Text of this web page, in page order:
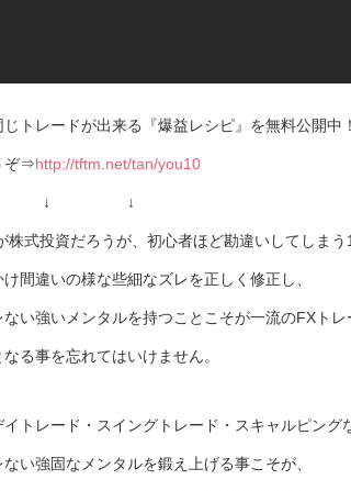
トレードが出来る『爆益レシピ』を無料公開中！
ぞ⇒http://tftm.net/tan/you10
↓ ↓
株式投資だろうが、初心者ほど勘違いしてしまう
間違いの様な些細なズレを正しく修正し、
ない強いメンタルを持つことこそが一流のFXトレ
る事を忘れてはいけません。
イトレード・スイングトレード・スキャルピング
い強固なメンタルを鍛え上げる事こそが、